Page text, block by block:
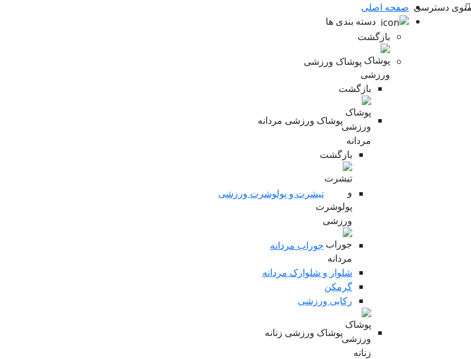
دسترسی صفحه اصلی
دسته بندی ها
بازگشت
پوشاک ورزشی
بازگشت
پوشاک ورزشی مردانه
بازگشت
تیشرت و پولوشرت ورزشی
جوراب مردانه
شلوار و شلوارک مردانه
گرمکن
رکابی ورزشی
پوشاک ورزشی زنانه